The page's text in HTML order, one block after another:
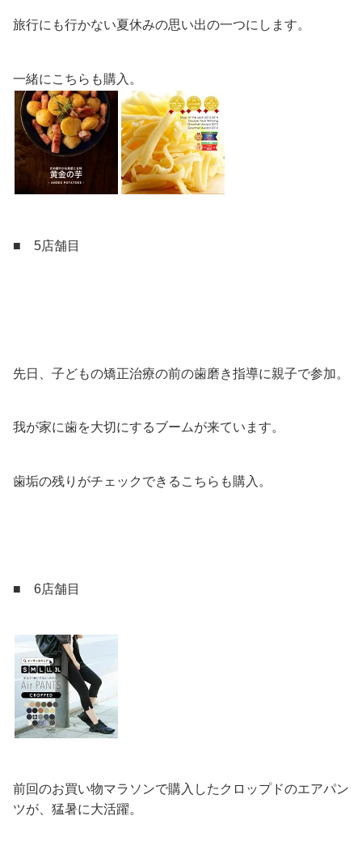
旅行にも行かない夏休みの思い出の一つにします。
一緒にこちらも購入。
■ 5店舗目
先日、子どもの矯正治療の前の歯磨き指導に親子で参加。
我が家に歯を大切にするブームが来ています。
歯垢の残りがチェックできるこちらも購入。
■ 6店舗目
前回のお買い物マラソンで購入したクロップドのエアパン
ツが、猛暑に大活躍。